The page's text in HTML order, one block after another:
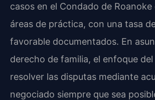
casos en el Condado de
áreas de práctica, con una tasa
favorable documentados. En
derecho de familia, el enfoque
resolver las disputas mediante
negociado siempre que sea